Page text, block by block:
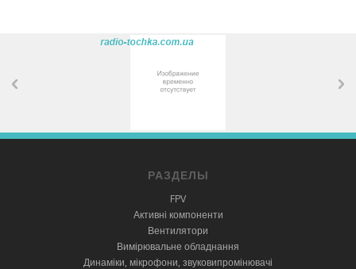
РАЗДЕЛЫ
FPV
Активні компоненти
Вентилятори
Вимірювальне обладнання
Динаміки, мікрофони, звуковипромінювачі